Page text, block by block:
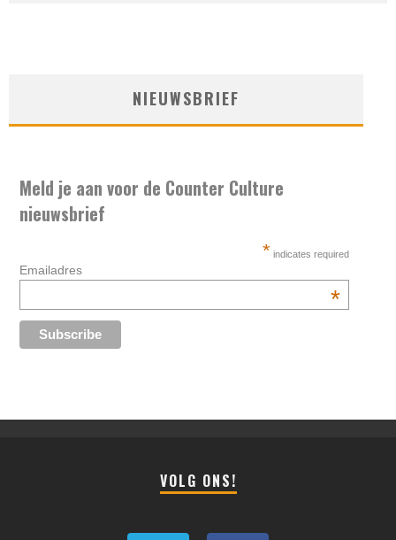
NIEUWSBRIEF
Meld je aan voor de Counter Culture
nieuwsbrief
* indicates required
Emailadres
*
VOLG ONS!